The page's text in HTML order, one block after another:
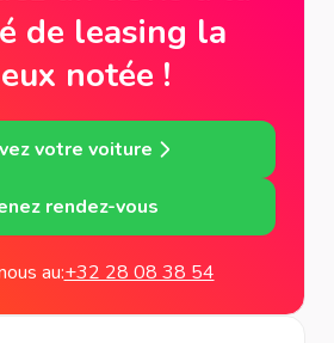
de leasing la
notée !
votre voiture
rendez-vous
au:+32 28 08 38 54